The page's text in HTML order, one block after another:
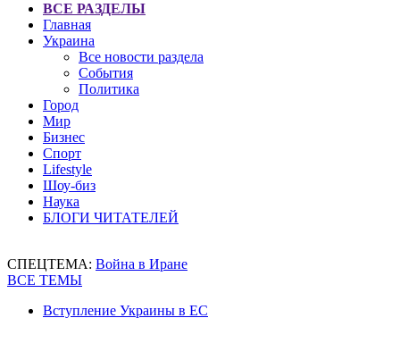
ВСЕ РАЗДЕЛЫ
Главная
Украина
Все новости раздела
События
Политика
Город
Мир
Бизнес
Спорт
Lifestyle
Шоу-биз
Наука
БЛОГИ ЧИТАТЕЛЕЙ
СПЕЦТЕМА: Война в Иране
ВСЕ ТЕМЫ
Вступление Украины в ЕС